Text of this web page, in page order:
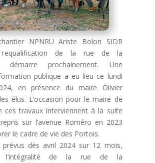
NPNRU Ariste Bolon SIDR
de la rue de la
démarre prochainement. Une
publique a eu lieu ce lundi
en présence du maire Olivier
élus. L’occasion pour le maire de
ces travaux interviennent à la suite
sur l’avenue Roméro en 2023
le cadre de vie des Portois.
prévus dès avril 2024 sur 12 mois,
l’intégralité de la rue de la